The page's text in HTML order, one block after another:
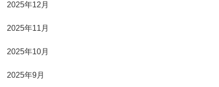
2025年12月
2025年11月
2025年10月
2025年9月